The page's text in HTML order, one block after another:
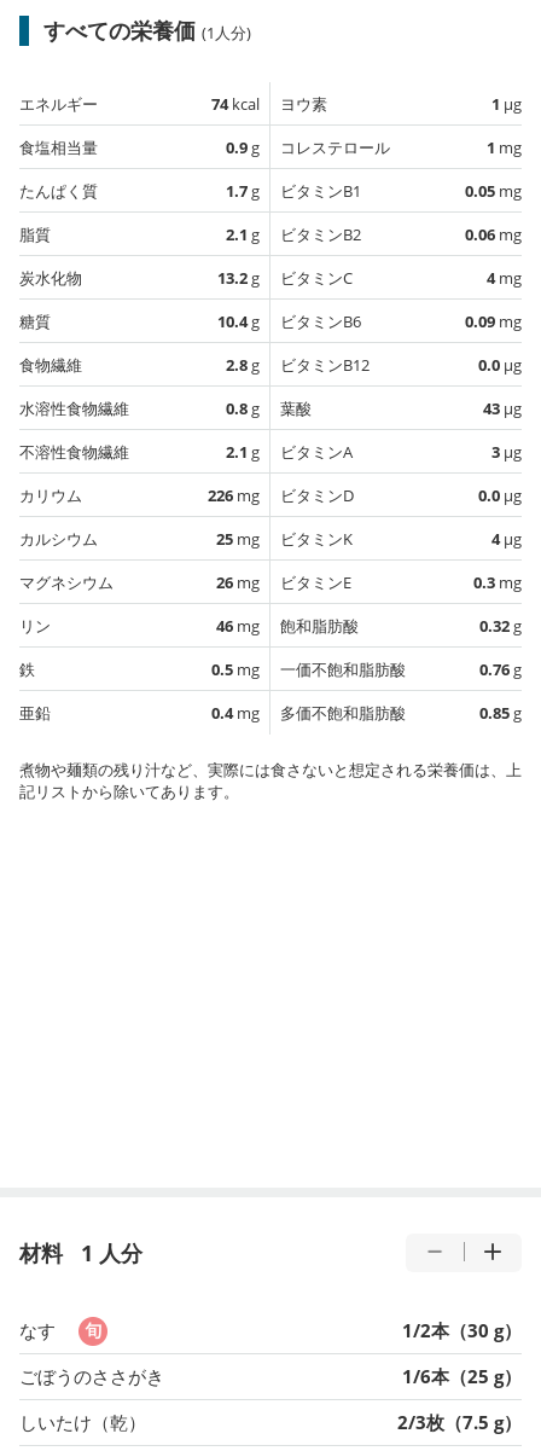
すべての栄養価 (1人分)
エネルギー 74kcal
食塩相当量
0.9g
たんぱく質
1.7g
脂質
2.1 g
炭水化物
13.2g
糖質
10.4g
食物繊維
2.8g
水溶性食物繊維
0.8g
不溶性食物繊維
2.1 g
カリウム
226 mg
カルシウム
25 mg
マグネシウム
26 mg
リン
46 mg
鉄
0.5 mg
亜鉛
0.4mg
ヨウ素 1 µg
コレステロール
1 mg
ビタミンB1
0.05 mg
ビタミンB2
0.06 mg
ビタミンC
4mg
ビタミンB6
0.09 mg
ビタミンB12
0.0 µg
葉酸
43 µg
ビタミンA
3 µg
ビタミンD
0.0 µg
ビタミンK
4µg
ビタミンE
0.3 mg
飽和脂肪酸
0.32g
一価不飽和脂肪酸
0.76g
多価不飽和脂肪酸
0.85g
煮物や麺類の残り汁など、実際には食さないと想定される栄養価は、上
記リストから除いてあります。
材料 1 人分
なす
1/2本（30 g）
ごぼうのささがき
1/6本（25 g）
しいたけ（乾）
2/3枚（7.5 g）